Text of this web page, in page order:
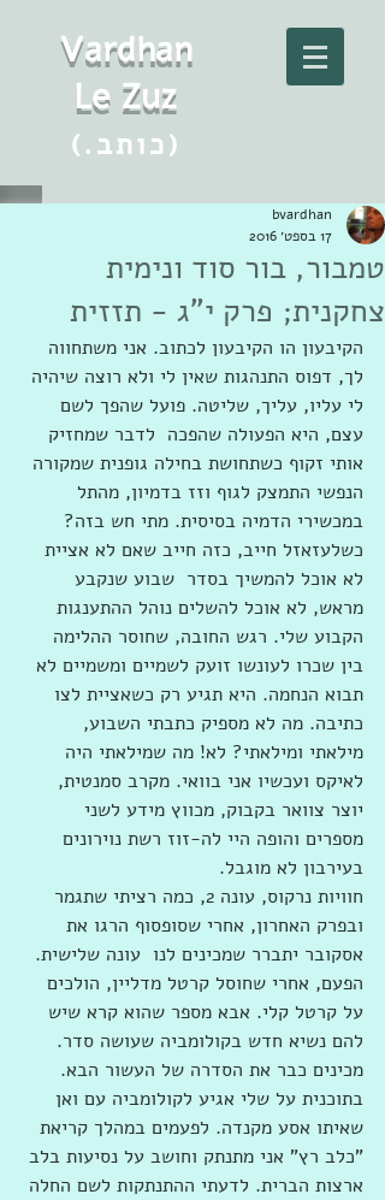
Vardhan
Le Zuz
(.כותב)
טמבור, בור סוד ונימית
צחקנית; פרק י"ג - תזזית
bvardhan
17 בספט׳ 2016
הקיבעון הו הקיבעון לכתוב. אני משתחווה
לך, דפוס התנהגות שאין לי ולא רוצה שיהיה
לי עליו, עליך, שליטה. פועל שהפך לשם
עצם, היא הפעולה שהפכה  לדבר שמחזיק
אותי זקוף כשתחושת בחילה גופנית שמקורה
הנפשי התמצק לגוף וזז בדמיון, מהתל
במכשירי הדמיה בסיסית. מתי חש בזה?
כשלעזאזל חייב, כזה חייב שאם לא אציית
לא אוכל להמשיך בסדר  שבוע שנקבע
מראש, לא אוכל להשלים נוהל ההתענגות
הקבוע שלי. רגש החובה, שחוסר ההלימה
בין שכרו לעונשו זועק לשמיים ומשמיים לא
תבוא הנחמה. היא תגיע רק כשאציית לצו
כתיבה. מה לא מספיק כתבתי השבוע,
מילאתי ומילאתי? לא! מה שמילאתי היה
לאיקס ועכשיו אני בוואי. מקרב סמנטית,
יוצר צוואר בקבוק, מכווץ מידע לשני
מספרים והופה היי לה-זוז רשת נוירונים
בעירבון לא מוגבל.
חוויות נרקוס, עונה 2, כמה רציתי שתגמר
ובפרק האחרון, אחרי שסופסוף הרגו את
אסקובר יתברר שמכינים לנו  עונה שלישית.
הפעם, אחרי שחוסל קרטל מדליין, הולכים
על קרטל קלי. אבא מספר שהוא קרא שיש
להם נשיא חדש בקולומביה שעושה סדר.
מכינים כבר את הסדרה של העשור הבא.
בתוכנית על שלי אגיע לקולומביה עם ואן
שאיתו אסע מקנדה. לפעמים במהלך קריאת
"כלב רץ" אני מתנתק וחושב על נסיעות בלב
ארצות הברית. לדעתי ההתנתקות לשם החלה